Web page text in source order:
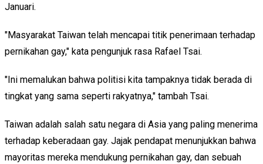
Januari.
"Masyarakat Taiwan telah mencapai titik penerimaan terhadap
pernikahan gay," kata pengunjuk rasa Rafael Tsai.
"Ini memalukan bahwa politisi kita tampaknya tidak berada di
tingkat yang sama seperti rakyatnya," tambah Tsai.
Taiwan adalah salah satu negara di Asia yang paling menerima
terhadap keberadaan gay. Jajak pendapat menunjukkan bahwa
mayoritas mereka mendukung pernikahan gay, dan sebuah